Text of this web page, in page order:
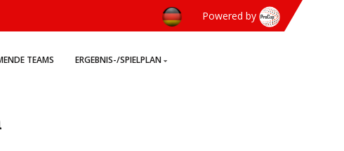
Powered by
TEAMS ERGEBNIS-/SPIELPLAN